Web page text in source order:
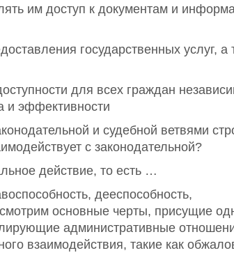
им доступ к документам и
государственных услуг, а
для всех граждан
и эффективности
и судебной ветвями
с законодательной?
действие, то есть …
дееспособность,
основные черты, присущие
административные
взаимодействия, такие как